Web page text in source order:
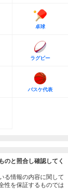
卓球
ラグビー
バスケ代表
のと照合し確認してく
る情報の内容に関して
性を保証するものでは